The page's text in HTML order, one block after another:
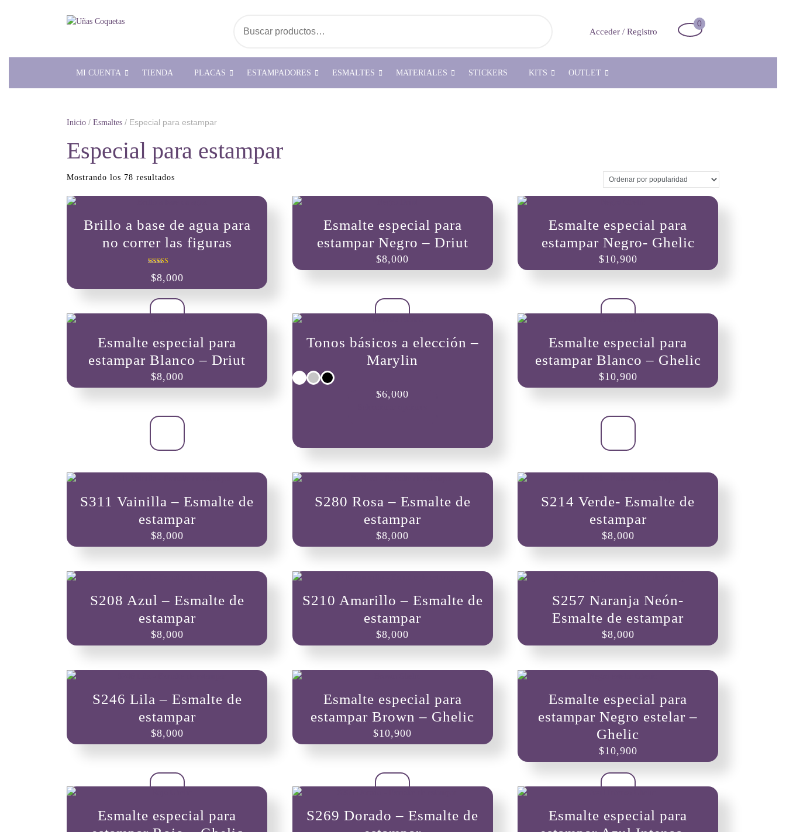
Acceder / Registro Acceder
Registro
Carrito
0
MI CUENTA TIENDA PLACAS ESTAMPADORES ESMALTES MATERIALES STICKERS KITS OUTLET
Inicio / Esmaltes / Especial para estampar
Especial para estampar
Mostrando los 78 resultados
Brillo a base de agua para
no correr las figuras
5.00
de 5
$8,000
Esmalte especial para
estampar Negro – Driut
$8,000
Esmalte especial para
estampar Negro- Ghelic
$10,900
Esmalte especial para
estampar Blanco – Driut
$8,000
Tonos básicos a elección –
Marylin
$6,000
Las
se
elegir
de
Esmalte especial para
estampar Blanco – Ghelic
$10,900
S311 Vainilla – Esmalte de
estampar
$8,000
S280 Rosa – Esmalte de
estampar
$8,000
S214 Verde- Esmalte de
estampar
$8,000
S208 Azul – Esmalte de
estampar
$8,000
S210 Amarillo – Esmalte de
estampar
$8,000
S257 Naranja Neón-
Esmalte de estampar
$8,000
S246 Lila – Esmalte de
estampar
$8,000
Esmalte especial para
estampar Brown – Ghelic
$10,900
Esmalte especial para
estampar Negro estelar –
Ghelic
$10,900
Esmalte especial para
S269 Dorado – Esmalte de
Esmalte especial para